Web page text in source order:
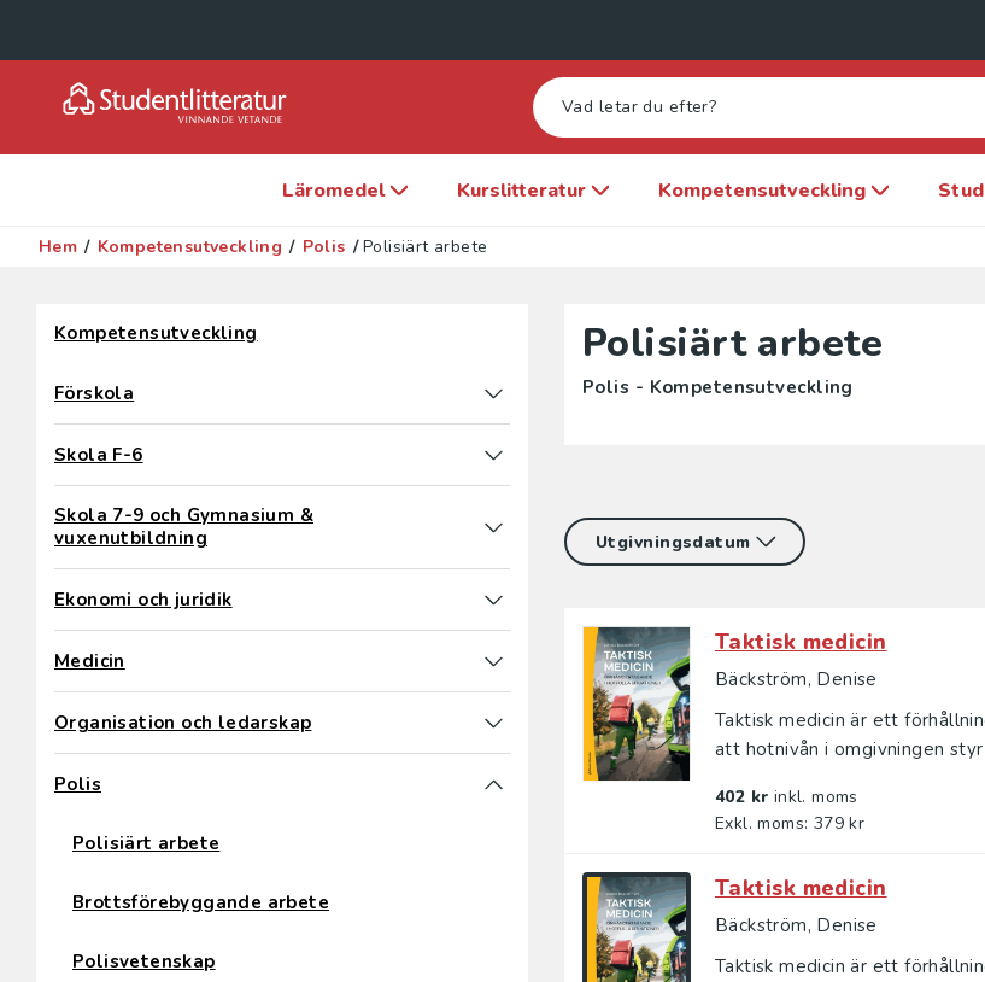
Läromedel Kurslitteratur Kompetensutveckling
Hem / Kompetensutveckling / Polis / Polisiärt arbete
Kompetensutveckling
Förskola
Skola F-6
Skola 7-9 och Gymnasium &
vuxenutbildning
Ekonomi och juridik
Medicin
Organisation och ledarskap
Polis
Polisiärt arbete
Brottsförebyggande arbete
Polisvetenskap
Polisiärt arbete
Polis - Kompetensutveckling
Taktisk medicin
Bäckström, Denise
Taktisk medicin är ett
att hotnivån i omgivningen styr
402 kr inkl. moms
Exkl. moms: 379 kr
Taktisk medicin
Bäckström, Denise
Taktisk medicin är ett